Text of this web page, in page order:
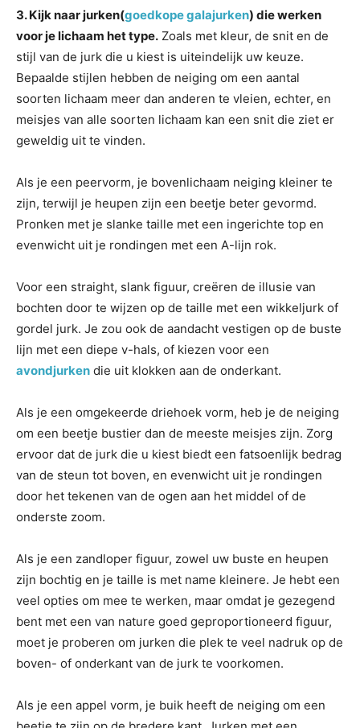
3. Kijk naar jurken(goedkope galajurken) die werken
voor je lichaam het type. Zoals met kleur, de snit en de
stijl van de jurk die u kiest is uiteindelijk uw keuze.
Bepaalde stijlen hebben de neiging om een ​​aantal
soorten lichaam meer dan anderen te vleien, echter, en
meisjes van alle soorten lichaam kan een snit die ziet er
geweldig uit te vinden.
Als je een peervorm, je bovenlichaam neiging kleiner te
zijn, terwijl je heupen zijn een beetje beter gevormd.
Pronken met je slanke taille met een ingerichte top en
evenwicht uit je rondingen met een A-lijn rok.
Voor een straight, slank figuur, creëren de illusie van
bochten door te wijzen op de taille met een wikkeljurk of
gordel jurk. Je zou ook de aandacht vestigen op de buste
lijn met een diepe v-hals, of kiezen voor een
avondjurken die uit klokken aan de onderkant.
Als je een omgekeerde driehoek vorm, heb je de neiging
om een ​​beetje bustier dan de meeste meisjes zijn. Zorg
ervoor dat de jurk die u kiest biedt een fatsoenlijk bedrag
van de steun tot boven, en evenwicht uit je rondingen
door het tekenen van de ogen aan het middel of de
onderste zoom.
Als je een zandloper figuur, zowel uw buste en heupen
zijn bochtig en je taille is met name kleinere. Je hebt een
veel opties om mee te werken, maar omdat je gezegend
bent met een van nature goed geproportioneerd figuur,
moet je proberen om jurken die plek te veel nadruk op de
boven- of onderkant van de jurk te voorkomen.
Als je een appel vorm, je buik heeft de neiging om een